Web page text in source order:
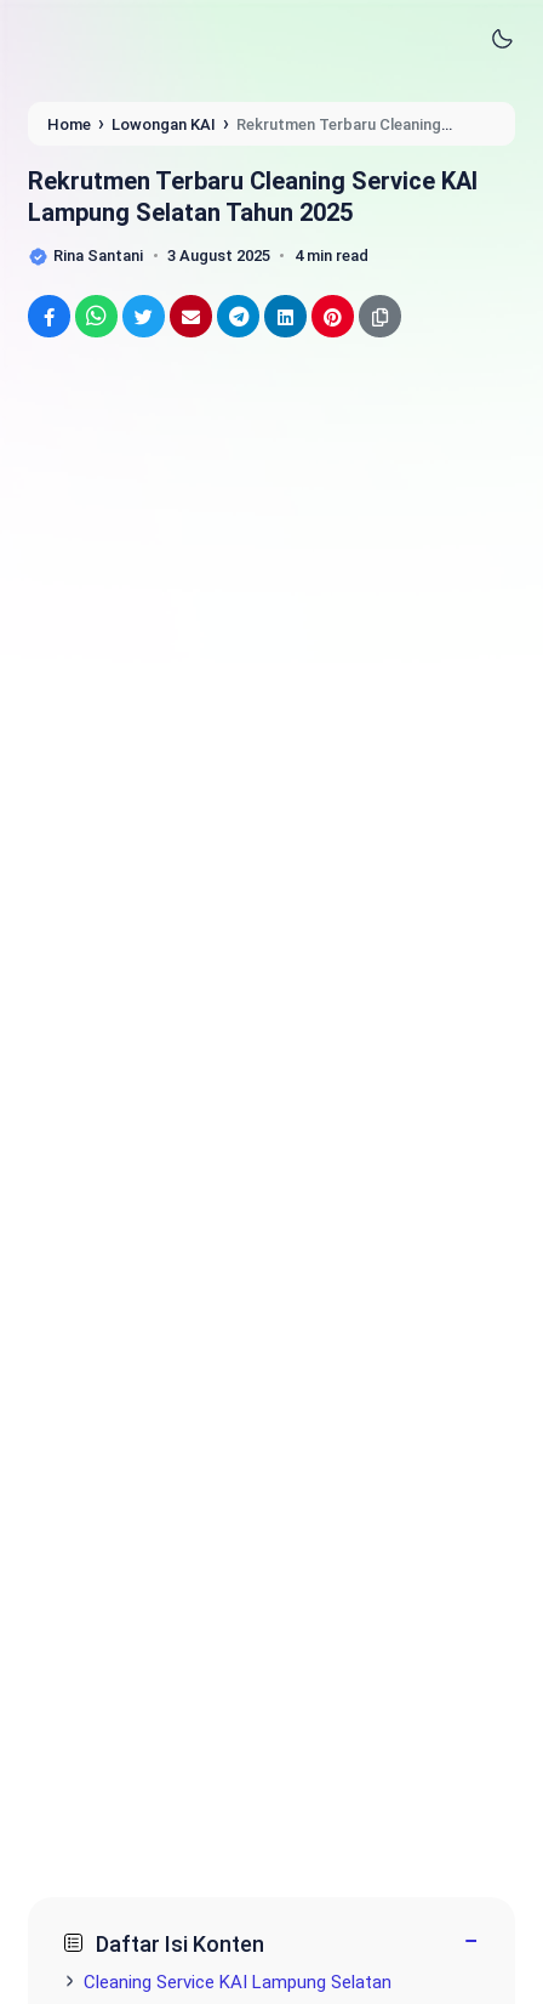
Home › Lowongan KAI › Rekrutmen Terbaru Cleaning
Rekrutmen Terbaru Cleaning Service KAI
Lampung Selatan Tahun 2025
Rina Santani 3 August 2025 4 min read
Daftar Isi Konten −
Cleaning Service KAI Lampung Selatan